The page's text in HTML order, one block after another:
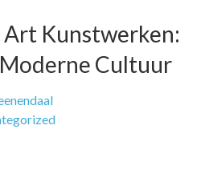
Kunstwerken:
Cultuur